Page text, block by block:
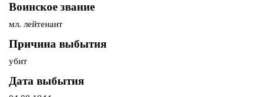
Воинское звание
мл. лейтенант
Причина выбытия
убит
Дата выбытия